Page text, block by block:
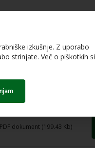
PDF dokument (507.52 Kb)
PDF dokument (199.43 Kb)
izkušnje. Z uporabo
strinjate. Več o piškotkih si